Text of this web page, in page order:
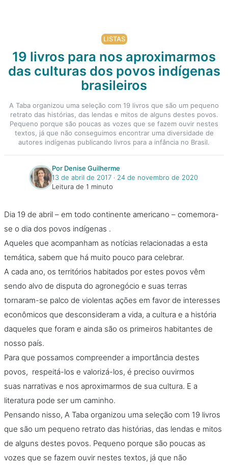
LISTAS
19 livros para nos aproximarmos
das culturas dos povos indígenas
brasileiros
A Taba organizou uma seleção com 19 livros que são um pequeno
retrato das histórias, das lendas e mitos de alguns destes povos.
Pequeno porque são poucas as vozes que se fazem ouvir nestes
textos, já que não conseguimos encontrar uma diversidade de
autores indígenas publicando livros para a infância no Brasil.
Por Denise Guilherme
13 de abril de 2017‧ 24 de novembro de 2020
Leitura de 1 minuto
Dia 19 de abril – em todo continente americano – comemora-
se o dia dos povos indígenas .
Aqueles que acompanham as notícias relacionadas a esta
temática, sabem que há muito pouco para celebrar.
A cada ano, os territórios habitados por estes povos vêm
sendo alvo de disputa do agronegócio e suas terras
tornaram-se palco de violentas ações em favor de interesses
econômicos que desconsideram a vida, a cultura e a história
daqueles que foram e ainda são os primeiros habitantes de
nosso país.
Para que possamos compreender a importância destes
povos, respeitá-los e valorizá-los, é preciso ouvirmos
suas narrativas e nos aproximarmos de sua cultura. E a
literatura pode ser um caminho.
Pensando nisso, A Taba organizou uma seleção com 19 livros
que são um pequeno retrato das histórias, das lendas e mitos
de alguns destes povos. Pequeno porque são poucas as
vozes que se fazem ouvir nestes textos, já que não